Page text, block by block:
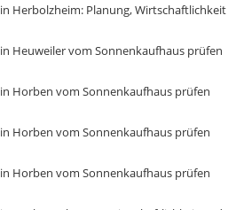
Herbolzheim: Planung, Wirtschaftlichkeit
Heuweiler vom Sonnenkaufhaus prüfen
Horben vom Sonnenkaufhaus prüfen
Horben vom Sonnenkaufhaus prüfen
Horben vom Sonnenkaufhaus prüfen